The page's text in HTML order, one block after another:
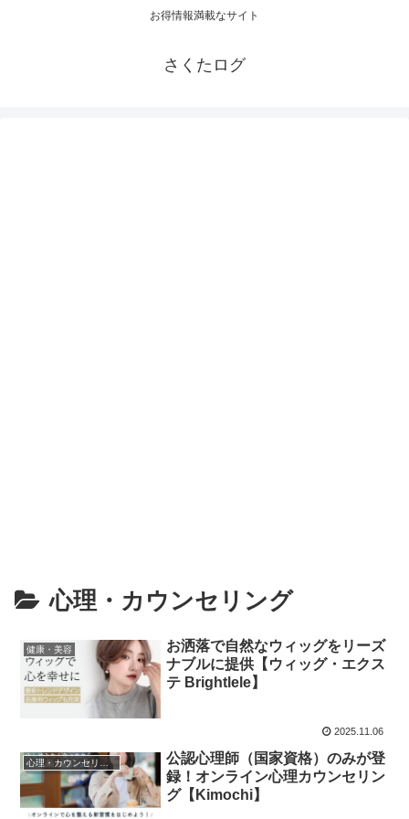
お得情報満載なサイト
さくたログ
心理・カウンセリング
健康・美容
お洒落で自然なウィッグをリーズ
ナブルに提供【ウィッグ・エクス
テ Brightlele】
2025.11.06
公認心理師（国家資格）のみが登
録！オンライン心理カウンセリン
グ【Kimochi】